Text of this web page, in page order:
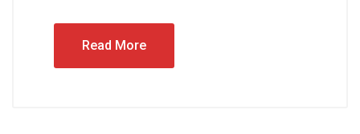
Read More